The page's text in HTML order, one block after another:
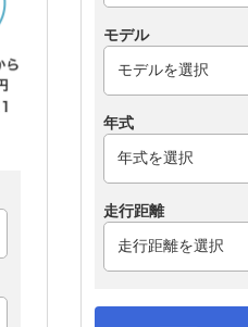
モデル
年式
走行距離